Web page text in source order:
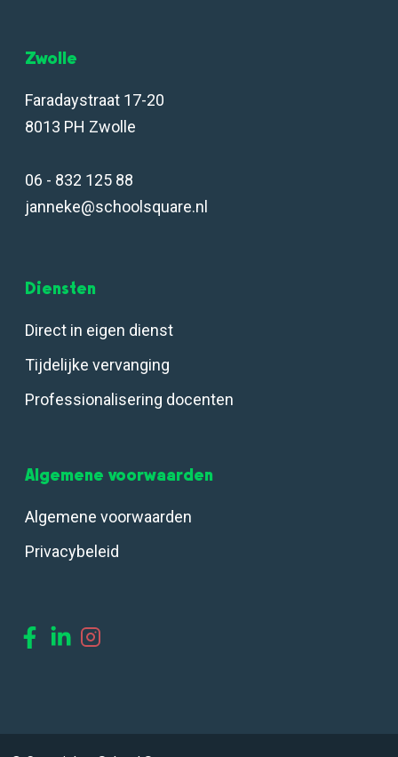
Zwolle
Faradaystraat 17-20
8013 PH Zwolle
06 - 832 125 88
janneke@schoolsquare.nl
Diensten
Direct in eigen dienst
Tijdelijke vervanging
Professionalisering docenten
Algemene voorwaarden
Algemene voorwaarden
Privacybeleid